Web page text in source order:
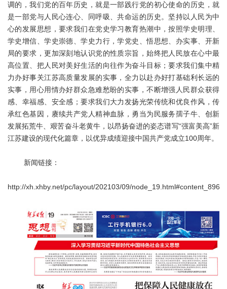
调的，我们党的百年历史，就是一部践行党的初心使命的历史，就
是一部党与人民心连心、同呼吸、共命运的历史。坚持以人民为中
心的发展思想，要求我们在党史学习教育热潮中，按照学史明理、
学史增信、学史崇德、学史力行，学党史、悟思想、办实事、开新
局的要求，更加深刻地认识党的性质宗旨，始终把人民放在心中最
高位置、把人民对美好生活的向往作为奋斗目标；要求我们集中精
力办好事关江苏高质量发展的实事，全力以赴办好打基础利长远的
实事，用心用情办好群众急难愁盼的实事，不断增强人民群众获得
感、幸福感、安全感；要求我们大力发扬光荣传统和优良作风，传
承红色基因，赓续共产党人精神血脉，勇当为民服务孺子牛、创新
发展拓荒牛、艰苦奋斗老黄牛，以昂扬奋进的姿态谱写“强富美高”新
江苏建设的现代化篇章，以优异成绩迎接中国共产党成立100周年。
新闻链接：
http://xh.xhby.net/pc/layout/202103/09/